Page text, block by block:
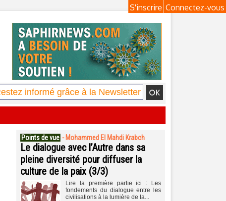
Connectez-vous
S'inscrire
Points de vue - Mohammed El Mahdi Krabch
Le dialogue avec l’Autre dans sa
pleine diversité pour diffuser la
culture de la paix (3/3)
Lire la première partie ici : Les
fondements du dialogue entre les
civilisations à la lumière de la...